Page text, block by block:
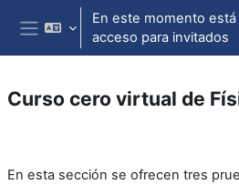
Salta al contenido principal
Panel lateral
En este momento
acceso para invitados
Curso cero virtual de
En esta sección se ofrecen tres